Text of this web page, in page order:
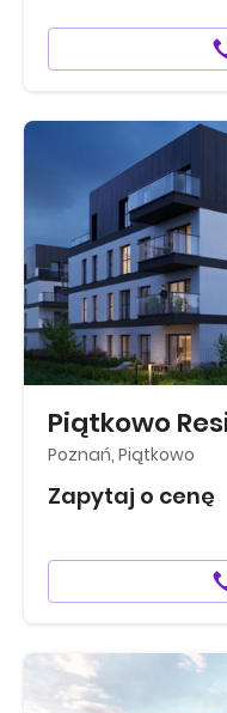
Piątkowo
Poznań, Piątkowo
Zapytaj o cenę